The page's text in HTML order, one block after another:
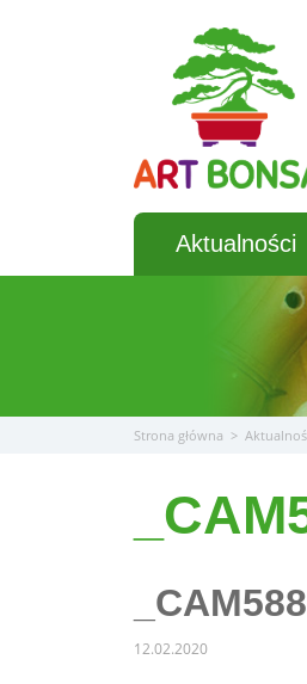
Aktualności
Strona główna >
12.02.2020